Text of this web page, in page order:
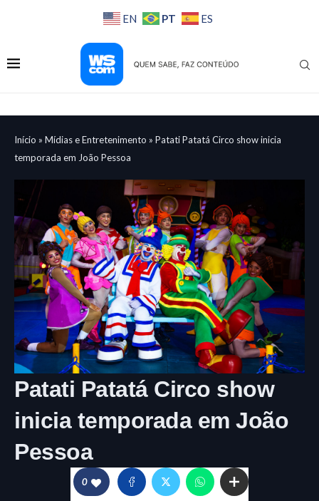
EN PT ES
Início » Mídias e Entretenimento » Patati Patatá Circo show inicia
temporada em João Pessoa
Patati Patatá Circo show
inicia temporada em João
Pessoa
0